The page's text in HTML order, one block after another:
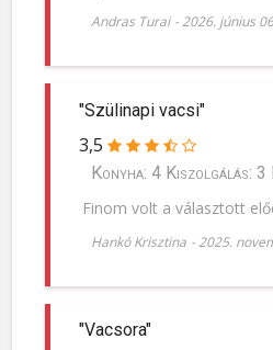
Andras Turai -2026. június
"Szülinapi vacsi"
3,5
Konyha: 4 Kiszolgálás: 3
Finom volt a választott
Hankó Krisztina -2025.
"Vacsora"